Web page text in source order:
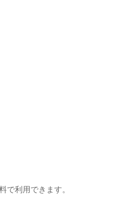
で利用できます。